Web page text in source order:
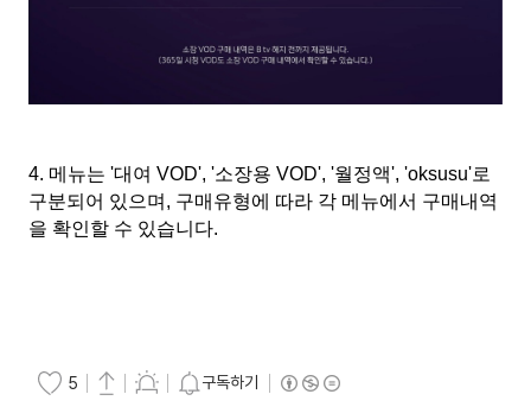
4. 메뉴는 '대여 VOD', '소장용 VOD', '월정액', 'oksusu'로
구분되어 있으며 , 구매유형에 따라 각 메뉴에서 구매내역
을 확인할 수 있습니다.
5 구독하기